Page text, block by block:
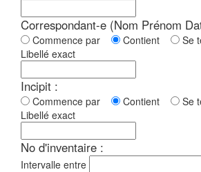
Correspondant-e (Nom Prénom
Commence par Contient
Se
Libellé exact
Incipit :
Commence par Contient
Se
Libellé exact
No d'inventaire :
Intervalle entre